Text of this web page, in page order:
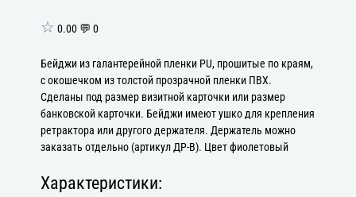
☆ 0.00 💬 0
Бейджи из галантерейной пленки PU, прошитые по краям,
с окошечком из толстой прозрачной пленки ПВХ.
Сделаны под размер визитной карточки или размер
банковской карточки. Бейджи имеют ушко для крепления
ретрактора или другого держателя. Держатель можно
заказать отдельно (артикул ДР-В). Цвет фиолетовый
Характеристики: